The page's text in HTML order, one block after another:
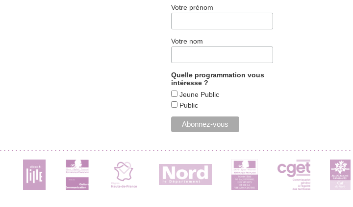
Votre prénom
Votre nom
Quelle programmation vous
intéresse ?
Jeune Public
Public